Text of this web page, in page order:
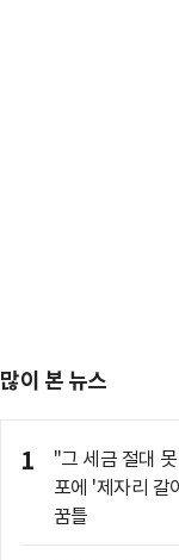
많이 본 뉴스
1
"그 세금 절대
포에 '제자리 갈
꿈틀